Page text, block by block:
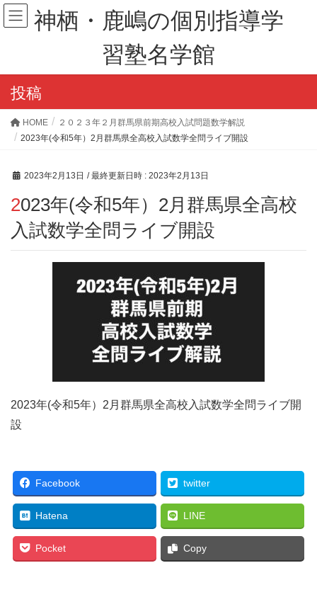
神栖・鹿嶋の個別指導学
習塾名学館
投稿
HOME
２０２３年２月群馬県前期高校入試問題数学解説
2023年(令和5年）2月群馬県全高校入試数学全問ライブ開設
2023年2月13日 / 最終更新日時 : 2023年2月13日
2023年(令和5年）2月群馬県全高校
入試数学全問ライブ開設
2023年(令和5年）2月群馬県全高校入試数学全問ライブ開
設
Facebook twitter
Hatena LINE
Pocket Copy